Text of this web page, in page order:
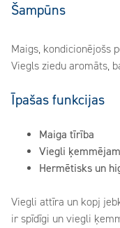
Šampūns
Maigs, kondicionējošs
Viegls ziedu aromāts,
Īpašas funkcijas
Maiga tīrība
Viegli
Hermētisks un
Viegli attīra un kopj
ir spīdīgi un viegli